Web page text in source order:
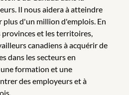
Il nous aidera à atteindre
plus d'un million d'emplois. En
et les territoires,
canadiens à acquérir de
dans les secteurs en
formation et une
des employeurs et à